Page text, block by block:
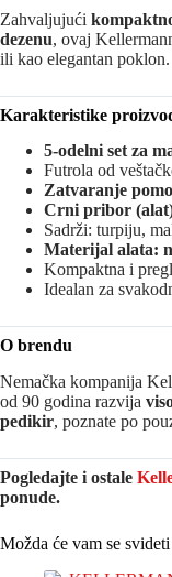
Zahvaljujući
dezenu, ovaj
ili kao elegantan poklon.
Karakteristike
5-odelni set za
Futrola od
Zatvaranje
Crni pribor
Sadrži: turpiju,
Materijal alata:
Kompaktna i
Idealan za
O brendu
Nemačka kompanija
od 90 godina razvija
pedikir, poznate po
Pogledajte i ostale
ponude.
Možda će vam se